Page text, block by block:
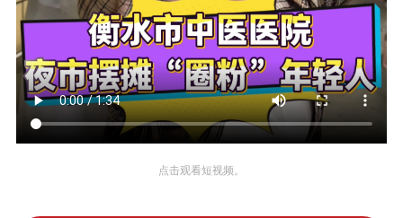
点击观看短视频。